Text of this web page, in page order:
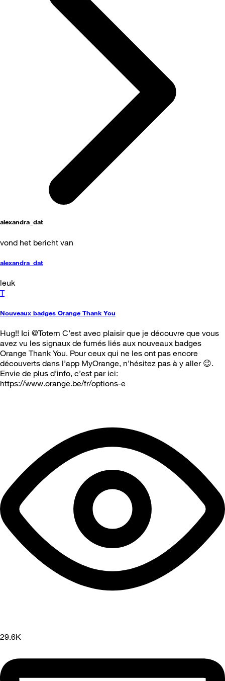
alexandra_dat
vond het bericht van
alexandra_dat
leuk
T
Nouveaux badges Orange Thank You
Hug!! Ici @Totem C’est avec plaisir que je découvre que vous
avez vu les signaux de fumés liés aux nouveaux badges
Orange Thank You. Pour ceux qui ne les ont pas encore
découverts dans l’app MyOrange, n’hésitez pas à y aller 😉.
Envie de plus d’info, c’est par ici:
https://www.orange.be/fr/options-e
29.6K